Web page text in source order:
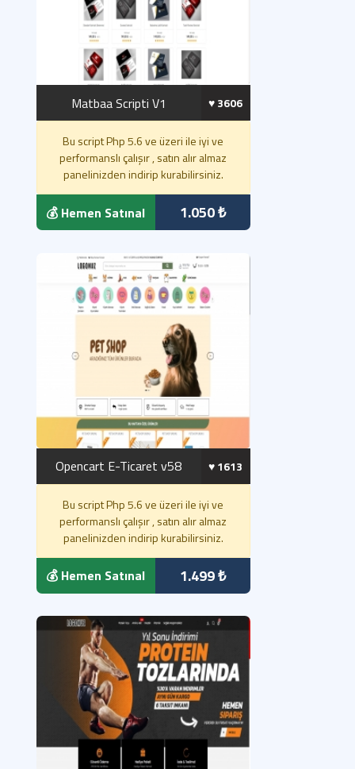
Matbaa Scripti V1 ♥️ 3606
Bu script Php 5.6 ve üzeri ile iyi ve
performanslı çalışır , satın alır almaz
panelinizden indirip kurabilirsiniz.
💰 Hemen Satınal 1.050 ₺
Opencart E-Ticaret v58 ♥️ 1613
Bu script Php 5.6 ve üzeri ile iyi ve
performanslı çalışır , satın alır almaz
panelinizden indirip kurabilirsiniz.
💰 Hemen Satınal 1.499 ₺